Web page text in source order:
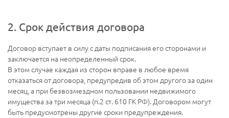
2. Срок действия договора
Договор вступает в силу с даты подписания его сторонами и
заключается на неопределенный срок.
В этом случае каждая из сторон вправе в любое время
отказаться от договора, предупредив об этом другого за один
месяц, а при безвозмездном пользовании недвижимого
имущества за три месяца (п.2 ст. 610 ГК РФ). Договором могут
быть предусмотрены другие сроки предупреждения.